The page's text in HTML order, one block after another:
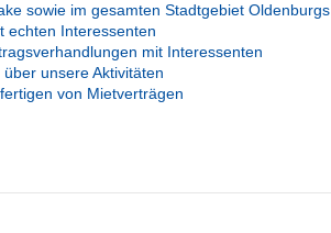
sowie im gesamten Stadtgebiet Oldenburgs
echten Interessenten
mit Interessenten
unsere Aktivitäten
von Mietverträgen